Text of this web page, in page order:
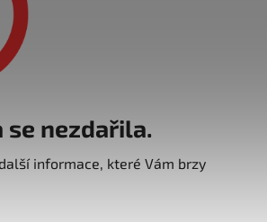
se nezdařila.
informace, které Vám brzy